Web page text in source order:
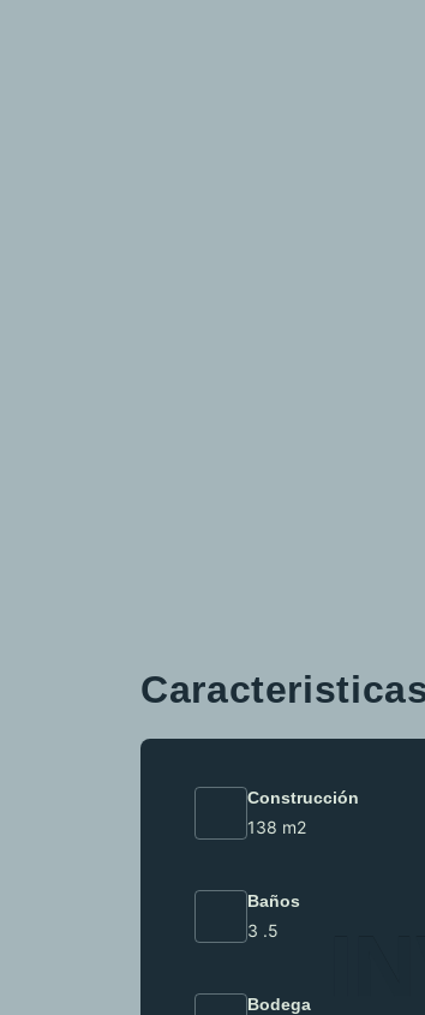
Construcción
138 m2
Baños
3 .5
Bodega